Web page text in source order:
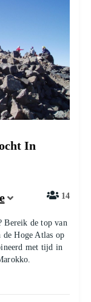
In
14
Bereik de top van
de Hoge Atlas op
met tijd in